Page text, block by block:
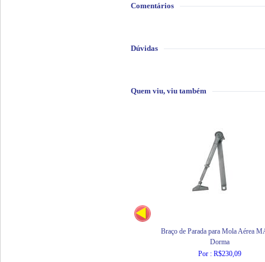
Comentários
Dúvidas
Quem viu, viu também
Braço de Parada para Mola Aérea
Dorma
Por : R$230,09